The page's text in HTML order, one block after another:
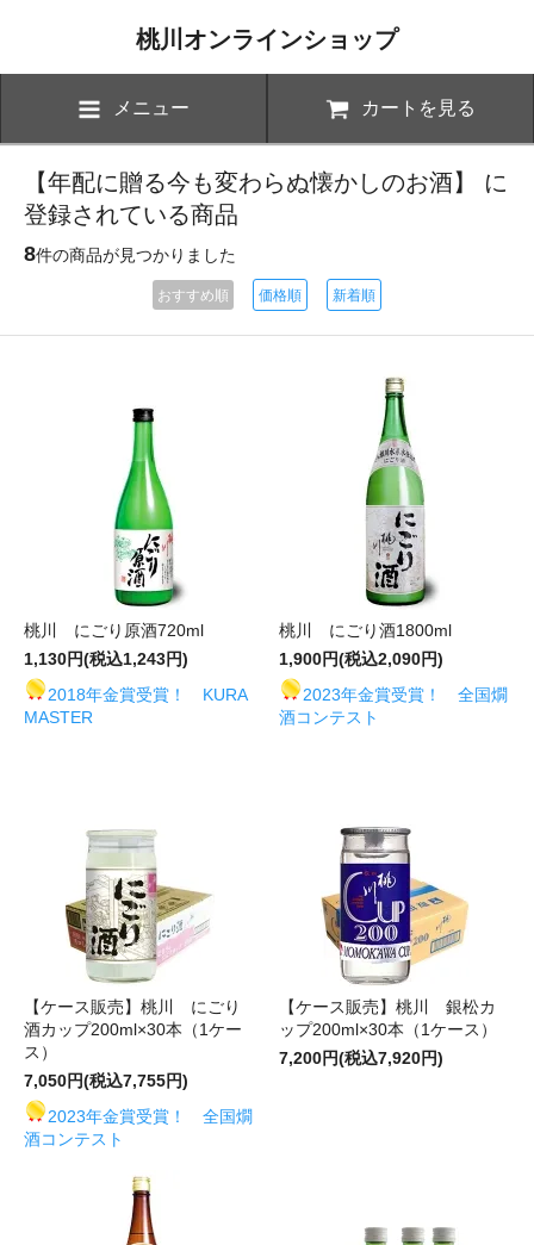
桃川オンラインショップ
メニュー カートを見る
【年配に贈る今も変わらぬ懐かしのお酒】 に
登録されている商品
8件の商品が見つかりました
おすすめ順 価格順 新着順
桃川 にごり原酒720ml
1,130円(税込1,243円)
2018年金賞受賞！ KURA
MASTER
桃川 にごり酒1800ml
1,900円(税込2,090円)
2023年金賞受賞！ 全国燗
酒コンテスト
【ケース販売】桃川 にごり
酒カップ200ml×30本（1ケー
ス）
7,050円(税込7,755円)
2023年金賞受賞！ 全国燗
酒コンテスト
【ケース販売】桃川 銀松カ
ップ200ml×30本（1ケース）
7,200円(税込7,920円)